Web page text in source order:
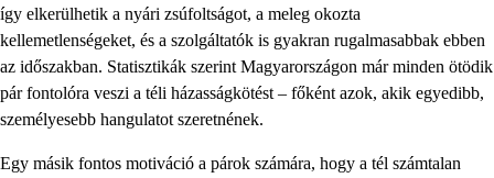
így elkerülhetik a nyári zsúfoltságot, a meleg okozta
kellemetlenségeket, és a szolgáltatók is gyakran rugalmasabbak ebben
az időszakban. Statisztikák szerint Magyarországon már minden ötödik
pár fontolóra veszi a téli házasságkötést – főként azok, akik egyedibb,
személyesebb hangulatot szeretnének.
Egy másik fontos motiváció a párok számára, hogy a tél számtalan